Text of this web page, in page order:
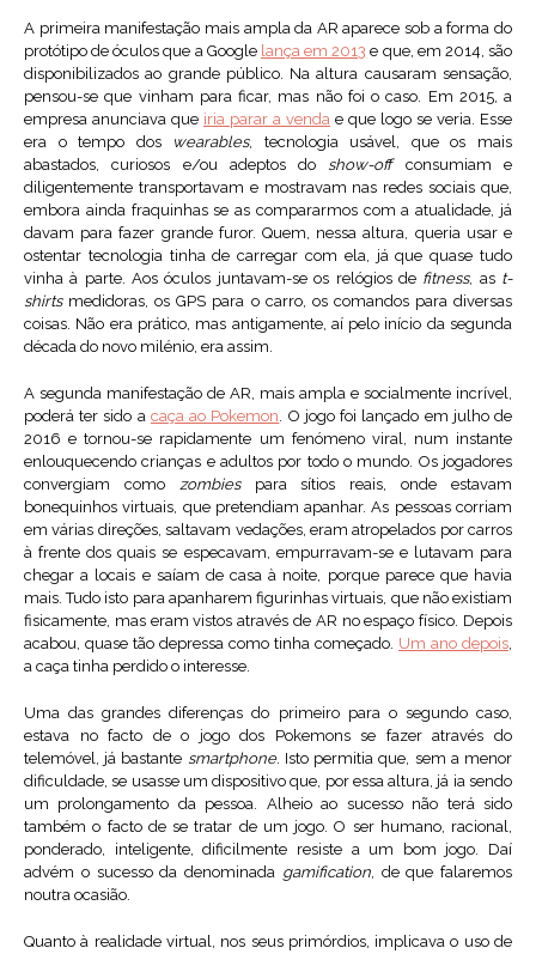
A primeira manifestação mais ampla da AR aparece sob a forma do
protótipo de óculos que a Google lança em 2013 e que, em 2014, são
disponibilizados ao grande público. Na altura causaram sensação,
pensou-se que vinham para ficar, mas não foi o caso. Em 2015, a
empresa anunciava que iria parar a venda e que logo se veria. Esse
era o tempo dos
wearables, tecnologia usável, que os mais
abastados, curiosos e/ou adeptos do show-offconsumiam e
diligentemente transportavam e mostravam nas redes sociais que,
embora ainda fraquinhas se as compararmos com a atualidade, já
davam para fazer grande furor. Quem, nessa altura, queria usar e
ostentar tecnologia tinha de carregar com ela, já que quase tudo
vinha à parte. Aos óculos juntavam-se os relógios de fitness, as t-
shirtsmedidoras, os GPS para o carro, os comandos para diversas
coisas. Não era prático, mas antigamente, aí pelo início da segunda
década do novo milénio, era assim.
A segunda manifestação de AR, mais ampla e socialmente incrível,
poderá ter sido a caça ao Pokemon. O jogo foi lançado em julho de
2016 e tornou-se rapidamente um fenómeno viral, num instante
enlouquecendo crianças e adultos por todo o mundo. Os jogadores
convergiam como zombiespara sítios reais, onde estavam
bonequinhos virtuais, que pretendiam apanhar. As pessoas corriam
em várias direções, saltavam vedações, eram atropelados por carros
à frente dos quais se especavam, empurravam-se e lutavam para
chegar a locais e saíam de casa à noite, porque parece que havia
mais. Tudo isto para apanharem figurinhas virtuais, que não existiam
fisicamente, mas eram vistos através de AR no espaço físico. Depois
acabou, quase tão depressa como tinha começado. Um ano depois,
a caça tinha perdido o interesse.
Uma das grandes diferenças do primeiro para o segundo caso,
estava no facto de o jogo dos Pokemons se fazer através do
telemóvel, já bastante smartphone. Isto permitia que, sem a menor
dificuldade, se usasse um dispositivo que, por essa altura, já ia sendo
um prolongamento da pessoa. Alheio ao sucesso não terá sido
também o facto de se tratar de um jogo. O ser humano, racional,
ponderado, inteligente, dificilmente resiste a um bom jogo. Daí
advém o sucesso da denominada gamification, de que falaremos
noutra ocasião.
Quanto à realidade virtual, nos seus primórdios, implicava o uso de